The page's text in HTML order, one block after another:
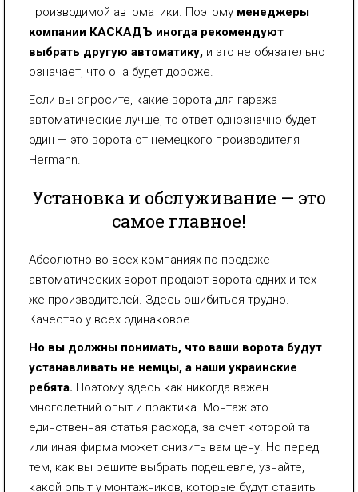
производимой автоматики. Поэтому менеджеры
компании КАСКАДЪ иногда рекомендуют
выбрать другую автоматику, и это не обязательно
означает, что она будет дороже.
Если вы спросите, какие ворота для гаража
автоматические лучше, то ответ однозначно будет
один — это ворота от немецкого производителя
Hermann.
Установка и обслуживание — это
самое главное!
Абсолютно во всех компаниях по продаже
автоматических ворот продают ворота одних и тех
же производителей. Здесь ошибиться трудно.
Качество у всех одинаковое.
Но вы должны понимать, что ваши ворота будут
устанавливать не немцы, а наши украинские
ребята. Поэтому здесь как никогда важен
многолетний опыт и практика. Монтаж это
единственная статья расхода, за счет которой та
или иная фирма может снизить вам цену. Но перед
тем, как вы решите выбрать подешевле, узнайте,
какой опыт у монтажников, которые будут ставить